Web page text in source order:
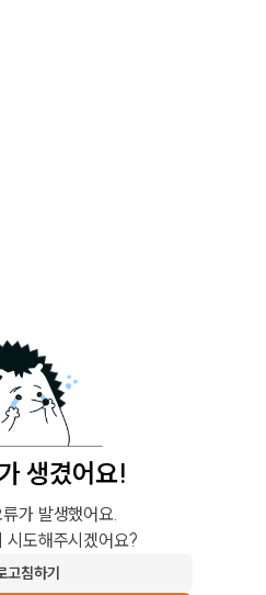
생겼어요!
가 발생했어요.
시도해주시겠어요?
고침하기